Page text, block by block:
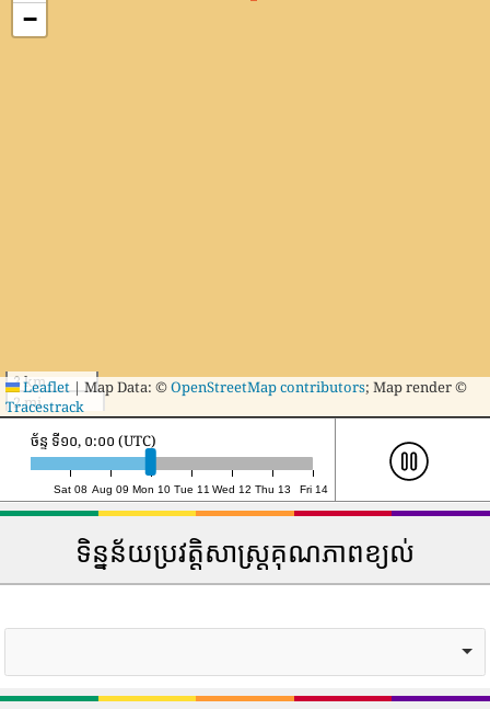
−
3 km
2 mi
Leaflet|Map Data: ©OpenStreetMap contributors; Map render ©
Tracestrack
Sat 08 Aug 09 Mon 10 Tue 11 Wed 12 Thu 13 Fri 14
ច័ន្ទ ទី១០, ១៧:០០ (UTC)
ទិន្នន័យប្រវត្តិសាស្រ្តគុណភាពខ្យល់